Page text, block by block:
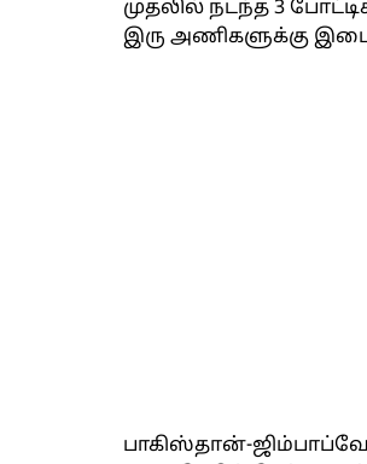
முதலில் நடந்த 3
இரு அணிகளுக்கு
பாகிஸ்தான்-